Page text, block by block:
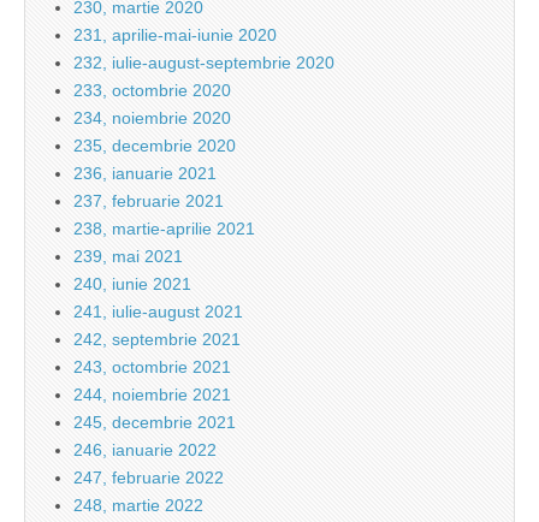
230, martie 2020
231, aprilie-mai-iunie 2020
232, iulie-august-septembrie 2020
233, octombrie 2020
234, noiembrie 2020
235, decembrie 2020
236, ianuarie 2021
237, februarie 2021
238, martie-aprilie 2021
239, mai 2021
240, iunie 2021
241, iulie-august 2021
242, septembrie 2021
243, octombrie 2021
244, noiembrie 2021
245, decembrie 2021
246, ianuarie 2022
247, februarie 2022
248, martie 2022